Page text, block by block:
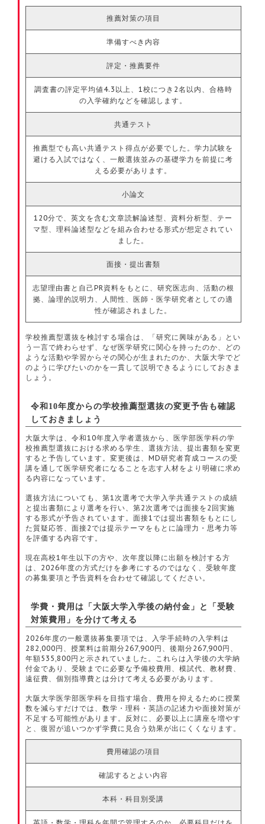
推薦対策の項目
準備すべき内容
評定・推薦要件
調査書の評定平均値4.3以上、1校につき2名以内、合格時
の入学確約などを確認します。
共通テスト
推薦型でも高い共通テスト得点が必要でした。学力試験を
避ける入試ではなく、一般選抜並みの基礎学力を前提に考
える必要があります。
小論文
120分で、英文を含む文章読解論述型、資料分析型、テー
マ型、理科論述型などを組み合わせる形式が想定されてい
ました。
面接・提出書類
志望理由書と自己PR資料をもとに、研究医志向、活動の根
拠、論理的説明力、人間性、医師・医学研究者としての適
性が確認されました。
学校推薦型選抜を検討する場合は、「研究に興味がある」とい
う一言で終わらせず、なぜ医学研究に関心を持ったのか、どの
ような活動や学習からその関心が生まれたのか、大阪大学でど
のように学びたいのかを一貫して説明できるようにしておきま
しょう。
令和10年度からの学校推薦型選抜の変更予告も確認
しておきましょう
大阪大学は、令和10年度入学者選抜から、医学部医学科の学
校推薦型選抜における求める学生、選抜方法、提出書類を変更
すると予告しています。変更後は、MD研究者育成コースの受
講を通して医学研究者になることを志す人材をより明確に求め
る内容になっています。
選抜方法についても、第1次選考で大学入学共通テストの成績
と提出書類により選考を行い、第2次選考では面接を2回実施
する形式が予告されています。面接1では提出書類をもとにし
た質疑応答、面接2では提示テーマをもとに論理力・思考力等
を評価する内容です。
現在高校1年生以下の方や、次年度以降に出願を検討する方
は、2026年度の方式だけを参考にするのではなく、受験年度
の募集要項と予告資料を合わせて確認してください。
学費・費用は「大阪大学入学後の納付金」と「受験
対策費用」を分けて考える
2026年度の一般選抜募集要項では、入学手続時の入学料は
282,000円、授業料は前期分267,900円、後期分267,900円、
年額535,800円と示されていました。これらは入学後の大学納
付金であり、受験までに必要な予備校費用、模試代、教材費、
遠征費、個別指導費とは分けて考える必要があります。
大阪大学医学部医学科を目指す場合、費用を抑えるために授業
数を減らすだけでは、数学・理科・英語の記述力や面接対策が
不足する可能性があります。反対に、必要以上に講座を増やす
と、復習が追いつかず学費に見合う効果が出にくくなります。
費用確認の項目
確認するとよい内容
本科・科目別受講